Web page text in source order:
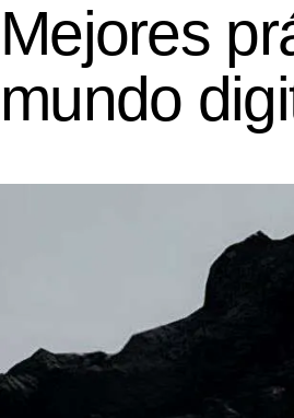
Mejores
mundo